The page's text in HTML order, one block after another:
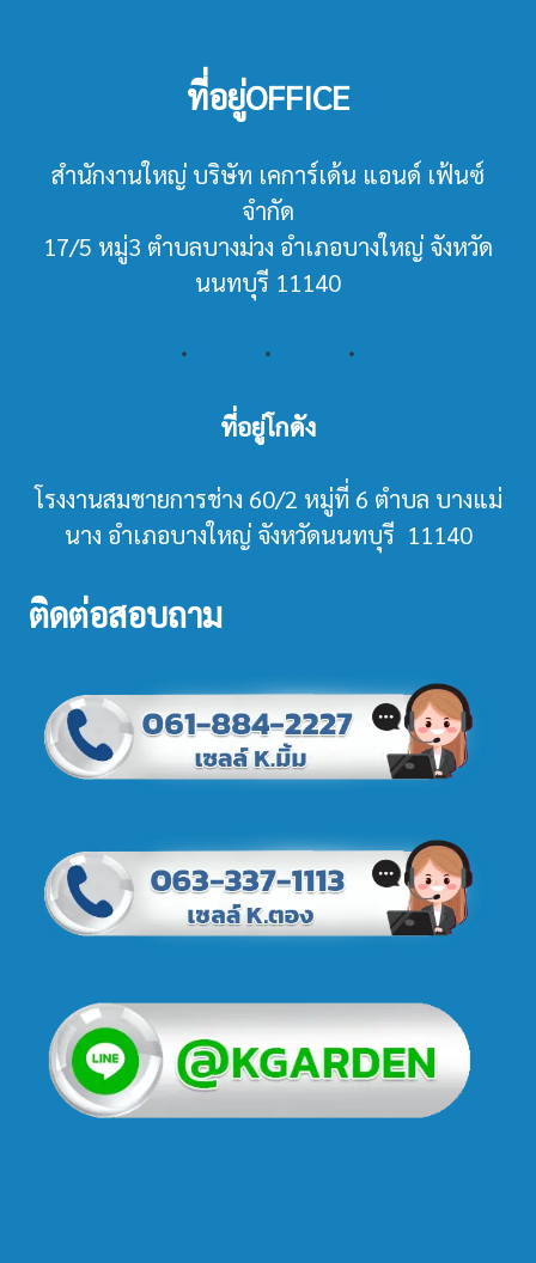
ที่อยู่OFFICE
สำนักงานใหญ่ บริษัท เคการ์เด้น แอนด์ เฟ้นซ์
จำกัด
17/5 หมู่3 ตำบลบางม่วง อำเภอบางใหญ่ จังหวัด
นนทบุรี 11140
ที่อยู่โกดัง
โรงงานสมชายการช่าง 60/2 หมู่ที่ 6 ตำบล บางแม่
นาง อำเภอบางใหญ่ จังหวัดนนทบุรี 11140
ติดต่อสอบถาม